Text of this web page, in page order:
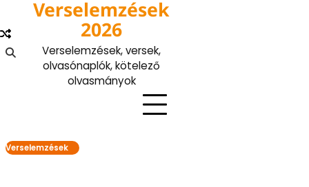
content
Verselemzések
2026
Verselemzések, versek,
olvasónaplók, kötelező
olvasmányok
Verselemzések